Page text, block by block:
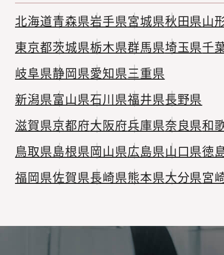
北海道青森県岩手県宮城県秋田県山
東京都茨城県栃木県群馬県埼玉県千
岐阜県静岡県愛知県三重県
新潟県富山県石川県福井県長野県
滋賀県京都府大阪府兵庫県奈良県和
鳥取県島根県岡山県広島県山口県徳
福岡県佐賀県長崎県熊本県大分県宮